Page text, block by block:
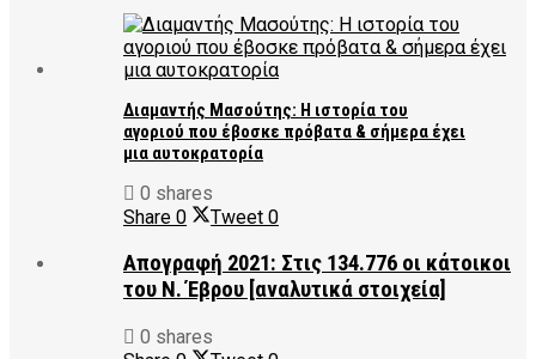
Διαμαντής Μασούτης: Η ιστορία του
αγοριού που έβοσκε πρόβατα & σήμερα έχει
μια αυτοκρατορία
0 shares
Share 0 Tweet 0
Απογραφή 2021: Στις 134.776 οι κάτοικοι
του Ν. Έβρου [αναλυτικά στοιχεία]
0 shares